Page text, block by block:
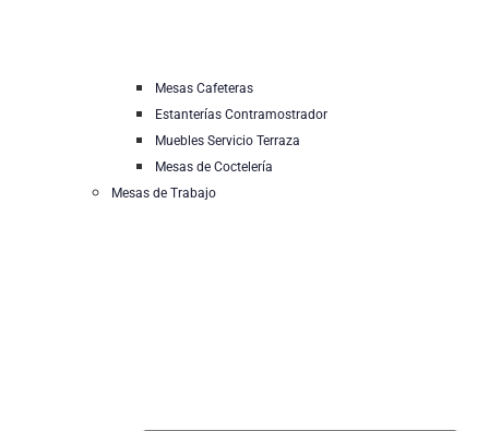
Mesas Cafeteras
Estanterías Contramostrador
Muebles Servicio Terraza
Mesas de Coctelería
Mesas de Trabajo